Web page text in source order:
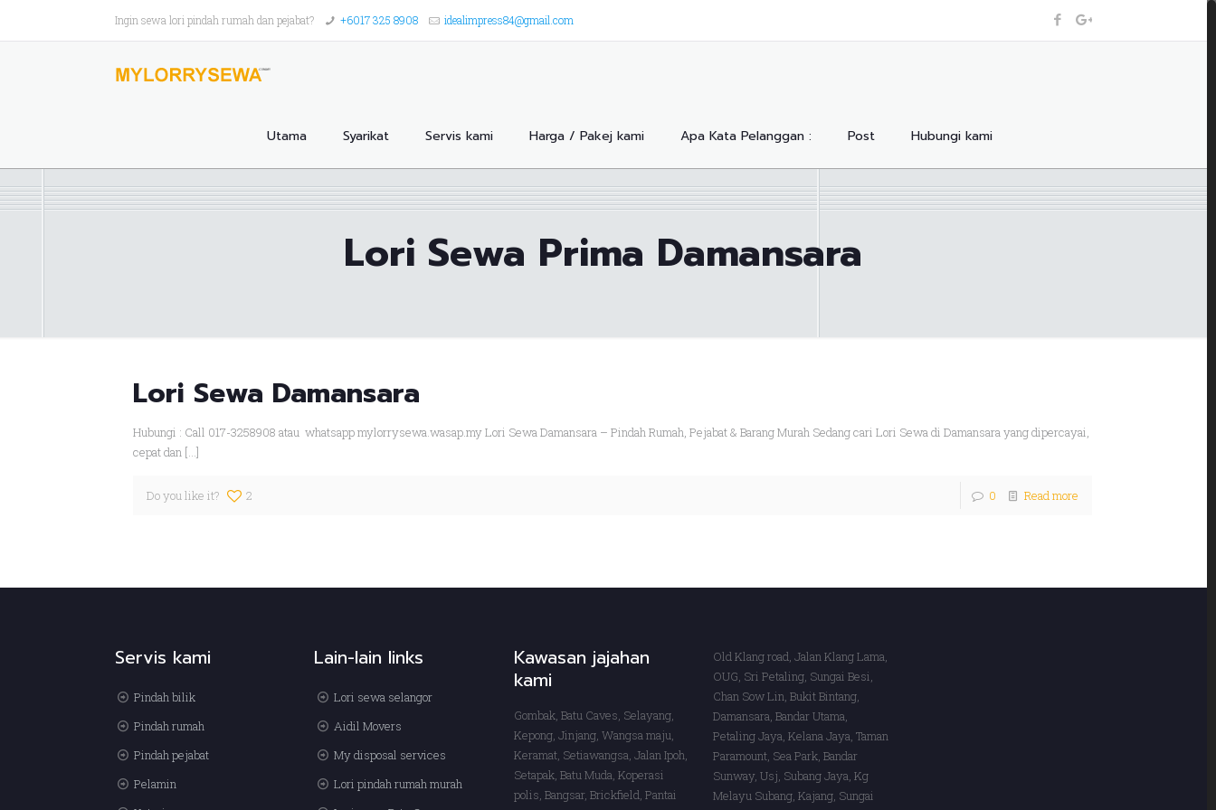
Ingin sewa lori pindah rumah dan pejabat? +6017 325 8908 idealimpress84@gmail.com
Utama Syarikat Servis kami Harga / Pakej kami Apa Kata Pelanggan : Post Hubungi kami
Lori Sewa Prima Damansara
Lori Sewa Damansara
Hubungi : Call 017-3258908 atau whatsapp mylorrysewa.wasap.my Lori Sewa Damansara – Pindah Rumah, Pejabat & Barang Murah Sedang cari Lori Sewa di Damansara yang dipercayai,
cepat dan […]
Do you like it? 2 0 Read more
Servis kami
Pindah bilik
Pindah rumah
Pindah pejabat
Pelamin
Lain-lain links
Lori sewa selangor
Aidil Movers
My disposal services
Lori pindah rumah murah
Kawasan jajahan
kami
Gombak, Batu Caves, Selayang,
Kepong, Jinjang, Wangsa maju,
Keramat, Setiawangsa, Jalan Ipoh,
Setapak, Batu Muda, Koperasi
polis, Bangsar, Brickfield, Pantai
Old Klang road, Jalan Klang Lama,
OUG, Sri Petaling, Sungai Besi,
Chan Sow Lin, Bukit Bintang,
Damansara, Bandar Utama,
Petaling Jaya, Kelana Jaya, Taman
Paramount, Sea Park, Bandar
Sunway, Usj, Subang Jaya, Kg
Melayu Subang, Kajang, Sungai